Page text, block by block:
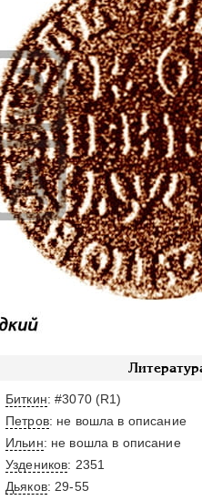
Биткин: #3070 (R1)
Петров: не вошла в описание
Ильин: не вошла в описание
Уздеников: 2351
Дьяков: 29-55